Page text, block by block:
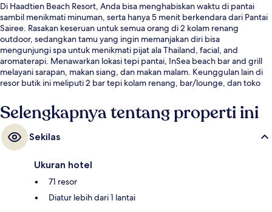
Di Haadtien Beach Resort, Anda bisa menghabiskan waktu di pantai
sambil menikmati minuman, serta hanya 5 menit berkendara dari Pantai
Sairee. Rasakan keseruan untuk semua orang di 2 kolam renang
outdoor, sedangkan tamu yang ingin memanjakan diri bisa
mengunjungi spa untuk menikmati pijat ala Thailand, facial, and
aromaterapi. Menawarkan lokasi tepi pantai, InSea beach bar and grill
melayani sarapan, makan siang, dan makan malam. Keunggulan lain di
resor butik ini meliputi 2 bar tepi kolam renang, bar/lounge, dan toko
Selengkapnya tentang properti ini
Sekilas
Ukuran hotel
71 resor
Diatur lebih dari 1 lantai